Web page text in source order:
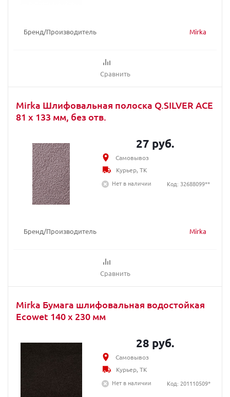
Бренд/Производитель Mirka
Сравнить
Mirka Шлифовальная полоска Q.SILVER ACE
81 x 133 мм, без отв.
Бренд/Производитель Mirka
Сравнить
27 руб.
Самовывоз
Курьер, ТК
Нет в наличии
Код: 32688099**
Mirka Бумага шлифовальная водостойкая
Ecowet 140 x 230 мм
28 руб.
Самовывоз
Курьер, ТК
Нет в наличии
Код: 201110509*